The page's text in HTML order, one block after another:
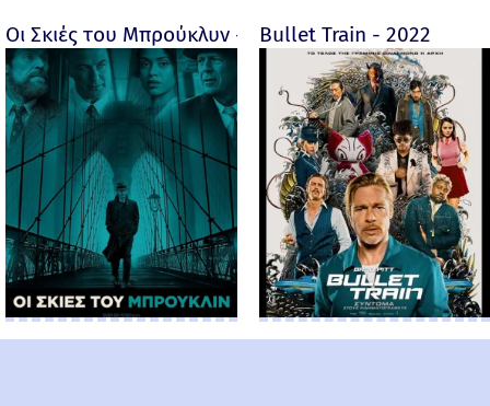
Οι Σκιές του Μπρούκλυν - Motherless Brooklyn -
Bullet Train - 2022